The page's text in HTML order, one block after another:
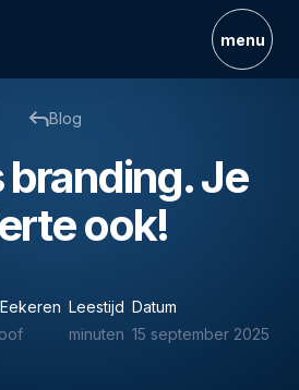
menu
Blog
branding. Je
ook!
Leestijd
minuten
Datum
15 september 2025